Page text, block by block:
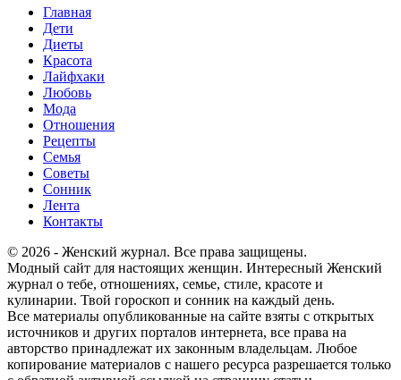
Главная
Дети
Диеты
Красота
Лайфхаки
Любовь
Мода
Отношения
Рецепты
Семья
Советы
Сонник
Лента
Контакты
© 2026 - Женский журнал. Все права защищены.
Модный сайт для настоящих женщин. Интересный Женский
журнал о тебе, отношениях, семье, стиле, красоте и
кулинарии. Твой гороскоп и сонник на каждый день.
Все материалы опубликованные на сайте взяты с открытых
источников и других порталов интернета, все права на
авторство принадлежат их законным владельцам. Любое
копирование материалов с нашего ресурса разрешается только